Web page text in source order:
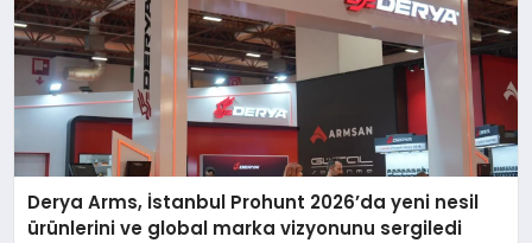
Derya Arms, İstanbul Prohunt 2026’da yeni nesil
ürünlerini ve global marka vizyonunu sergiledi